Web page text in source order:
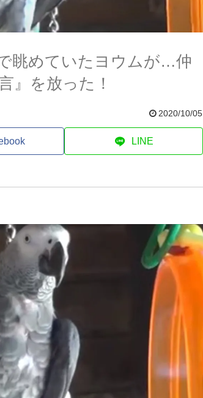
眺めていたヨウムが…仲
』を放った！
2020/10/05
LINE